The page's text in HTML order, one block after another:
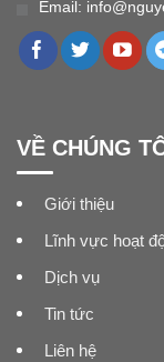
Email:
VỀ CHÚNG
Giới thiệu
Lĩnh vực hoạt
Dịch vụ
Tin tức
Liên hệ